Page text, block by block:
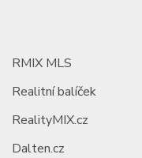
RMIX MLS
Realitní balíček
RealityMIX.cz
Dalten.cz